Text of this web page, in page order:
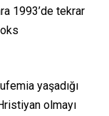
1993’de tekrar
yaşadığı
olmayı